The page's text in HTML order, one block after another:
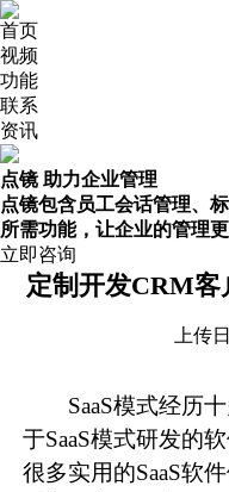
首页
视频
功能
联系
资讯
点镜 助力企业管理
点镜包含员工会话管理、
所需功能，让企业的管理
立即咨询
定制开发CRM客
上传
SaaS模式经历十
于SaaS模式研发的
很多实用的SaaS软